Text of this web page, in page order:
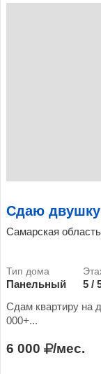
Сдаю
Самарская
Панельный 5 /
Сдам квартиру на
000+...
6 000 /мес.